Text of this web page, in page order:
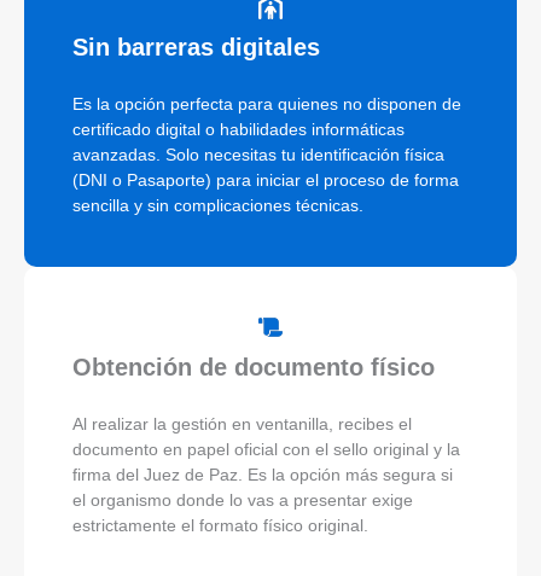
Sin barreras digitales
Es la opción perfecta para quienes no disponen de
certificado digital o habilidades informáticas
avanzadas. Solo necesitas tu identificación física
(DNI o Pasaporte) para iniciar el proceso de forma
sencilla y sin complicaciones técnicas.
Obtención de documento físico
Al realizar la gestión en ventanilla, recibes el
documento en papel oficial con el sello original y la
firma del Juez de Paz. Es la opción más segura si
el organismo donde lo vas a presentar exige
estrictamente el formato físico original.